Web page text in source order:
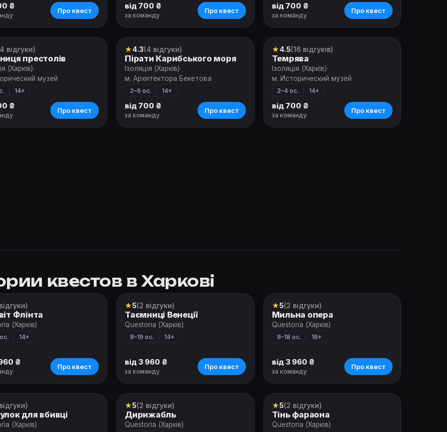
₴ Про квест від 700 ₴
за команду
Про квест від 700 ₴
за команду
Про квест
відгуки)
престолів
(Харків)·
музей
14+
₴ Про квест
Квест
★4.3(4 відгуки)
Пірати Карибського моря
Ізоляція (Харків)·
м. Архитектора Бекетова
2–6 ос. 14+
від 700 ₴
за команду
Про квест
Квест
★4.5(16 відгуків)
Темрява
Ізоляція (Харків)·
м. Исторический музей
2–4 ос. 14+
від 700 ₴
за команду
Про квест
квестов в Харкові
квест
Флінта
(Харків)
14+
₴ Про квест
Ролевой квест
★5(2 відгуки)
Таємниці Венеції
Questoria (Харків)
8–19 ос. 14+
від 3 960 ₴
за команду
Про квест
Ролевой квест
★5(2 відгуки)
Мильна опера
Questoria (Харків)
8–18 ос. 18+
від 3 960 ₴
за команду
Про квест
квест
для вбивці
(Харків)
Ролевой квест
★5(2 відгуки)
Дирижабль
Questoria (Харків)
Ролевой квест
★5(2 відгуки)
Тінь фараона
Questoria (Харків)